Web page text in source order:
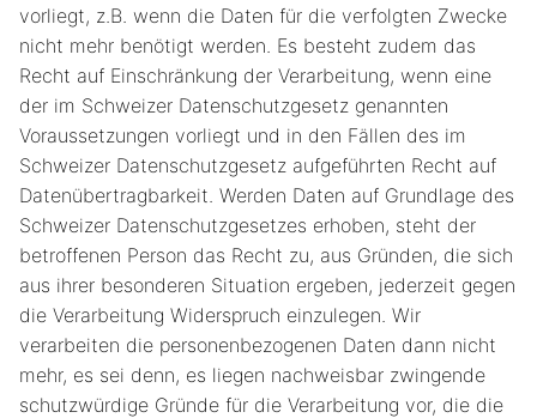
vorliegt, z.B. wenn die Daten für die verfolgten Zwecke
nicht mehr benötigt werden. Es besteht zudem das
Recht auf Einschränkung der Verarbeitung, wenn eine
der im Schweizer Datenschutzgesetz genannten
Voraussetzungen vorliegt und in den Fällen des im
Schweizer Datenschutzgesetz aufgeführten Recht auf
Datenübertragbarkeit. Werden Daten auf Grundlage des
Schweizer Datenschutzgesetzes erhoben, steht der
betroffenen Person das Recht zu, aus Gründen, die sich
aus ihrer besonderen Situation ergeben, jederzeit gegen
die Verarbeitung Widerspruch einzulegen. Wir
verarbeiten die personenbezogenen Daten dann nicht
mehr, es sei denn, es liegen nachweisbar zwingende
schutzwürdige Gründe für die Verarbeitung vor, die die